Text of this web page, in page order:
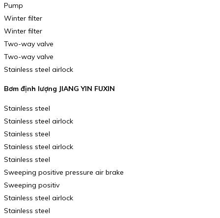
Pump
Winter filter
Winter filter
Two-way valve
Two-way valve
Stainless steel airlock
Bơm định lượng JIANG YIN FUXIN
Stainless steel
Stainless steel airlock
Stainless steel
Stainless steel airlock
Stainless steel
Sweeping positive pressure air brake
Sweeping positiv
Stainless steel airlock
Stainless steel